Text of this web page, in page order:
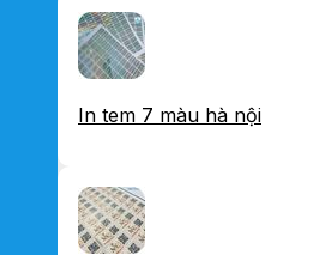
In tem 7 màu hà nội